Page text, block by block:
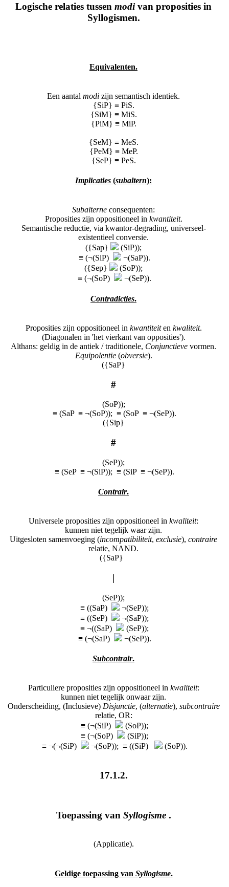
Logische relaties tussen modivan proposities in
Syllogismen.
Equivalenten.
Een aantal modi zijn semantisch identiek.
{SiP} ≡ PiS.
{SiM} ≡ MiS.
{PiM} ≡ MiP.
{SeM} ≡ MeS.
{PeM} ≡ MeP.
{SeP} ≡ PeS.
Implicaties (subaltern):
Subalterne consequenten:
Proposities zijn oppositioneel in kwantiteit.
Semantische reductie, via kwantor-degrading, universeel-
existentieel conversie.
({Sap}
(SiP));
≡ (¬(SiP)
¬(SaP)).
({Sep}
(SoP));
≡ (¬(SoP)
¬(SeP)).
Contradicties.
Proposities zijn oppositioneel in kwantiteiten kwaliteit.
(Diagonalen in 'het vierkant van opposities').
Althans: geldig in de antiek / traditionele, Conjunctieve vormen.
Equipolentie(obversie).
({SaP}
#
(SoP));
≡ (SaP ≡ ¬(SoP)); ≡ (SoP ≡ ¬(SeP)).
({Sip}
#
(SeP));
≡ (SeP ≡ ¬(SiP)); ≡ (SiP ≡ ¬(SeP)).
Contrair.
Universele proposities zijn oppositioneel in kwaliteit:
kunnen niet tegelijk waar zijn.
Uitgesloten samenvoeging (incompatibiliteit, exclusie), contraire
relatie, NAND.
({SaP}
|
(SeP));
≡ ((SaP)
¬(SeP));
≡ ((SeP)
¬(SaP));
≡ ¬((SaP)
(SeP));
≡ (¬(SaP)
¬(SeP)).
Subcontrair.
Particuliere proposities zijn oppositioneel in kwaliteit:
kunnen niet tegelijk onwaar zijn.
Onderscheiding, (Inclusieve) Disjunctie, (alternatie), subcontraire
relatie, OR:
≡ (¬(SiP)
(SoP));
≡ (¬(SoP)
(SiP));
≡ ¬(¬(SiP)
¬(SoP)); ≡ ((SiP) (SoP)).
17.1.2.
Toepassing van Syllogisme.
(Applicatie).
Geldige toepassing van Syllogisme.